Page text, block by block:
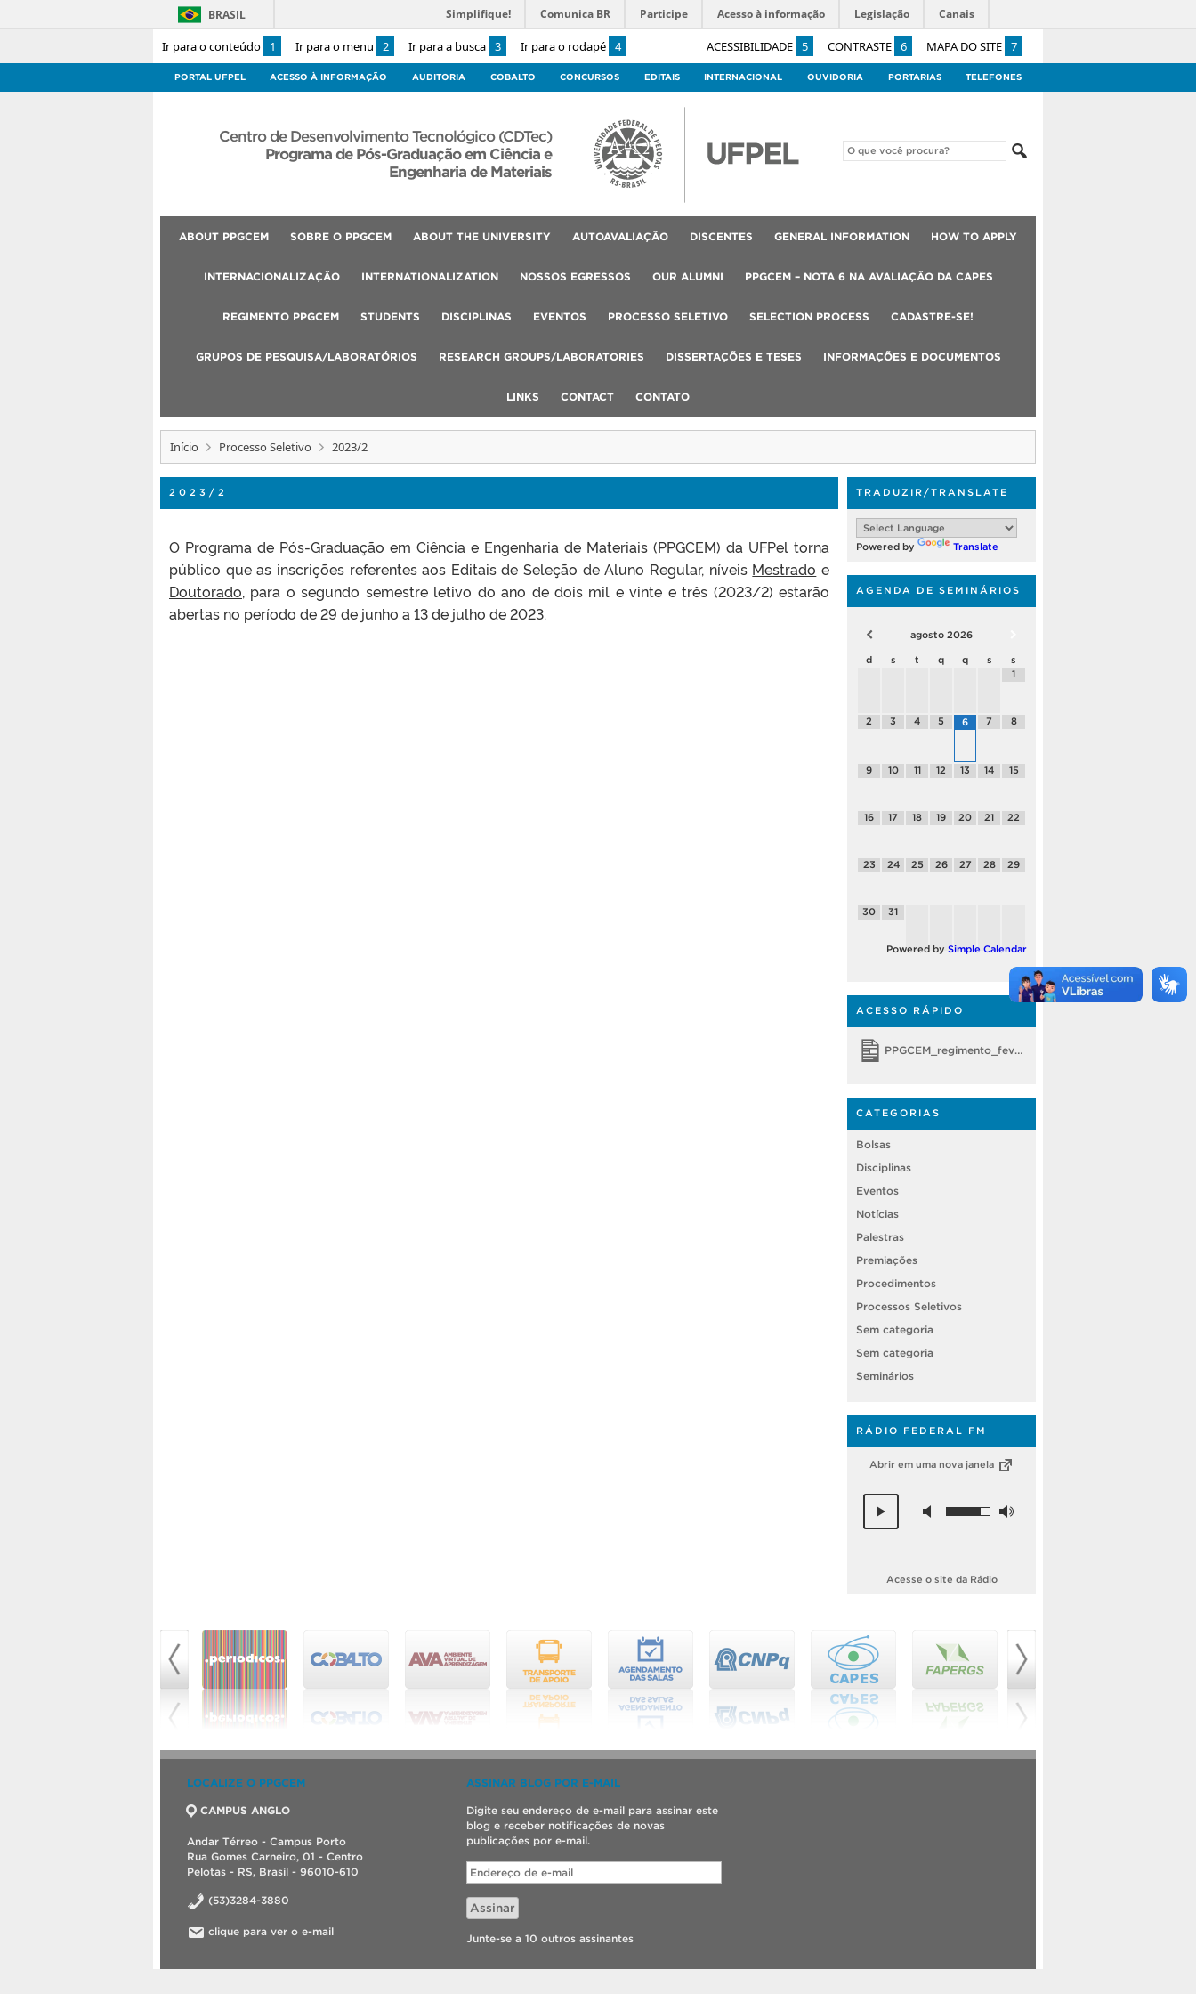
Ir para o conteúdo 1 Ir para o menu 2 Ir para a busca 3 Ir para o rodapé 4 ACESSIBILIDADE 5 CONTRASTE 6 MAPA DO SITE 7
BRASIL Simplifique! Comunica BR Participe Acesso à informação Legislação Canais
PORTAL UFPEL ACESSO À INFORMAÇÃO AUDITORIA COBALTO CONCURSOS EDITAIS INTERNACIONAL OUVIDORIA PORTARIAS TELEFONES
Centro de Desenvolvimento Tecnológico (CDTec)
Programa de Pós-Graduação em Ciência e
Engenharia de Materiais
ABOUT PPGCEM SOBRE O PPGCEM ABOUT THE UNIVERSITY AUTOAVALIAÇÃO DISCENTES GENERAL INFORMATION HOW TO APPLY
INTERNACIONALIZAÇÃO INTERNATIONALIZATION NOSSOS EGRESSOS OUR ALUMNI PPGCEM – NOTA 6 NA AVALIAÇÃO DA CAPES
REGIMENTO PPGCEM STUDENTS DISCIPLINAS EVENTOS PROCESSO SELETIVO SELECTION PROCESS CADASTRE-SE!
GRUPOS DE PESQUISA/LABORATÓRIOS RESEARCH GROUPS/LABORATORIES DISSERTAÇÕES E TESES INFORMAÇÕES E DOCUMENTOS
LINKS CONTACT CONTATO
Início Processo Seletivo 2023/2
2023/2
O Programa de Pós-Graduação em Ciência e Engenharia de Materiais (PPGCEM) da UFPel torna
público que as inscrições referentes aos Editais de Seleção de Aluno Regular, níveis Mestrado e
Doutorado, para o segundo semestre letivo do ano de dois mil e vinte e três (2023/2) estarão
abertas no período de 29 de junho a 13 de julho de 2023.
TRADUZIR/TRANSLATE
Powered by Translate
AGENDA DE SEMINÁRIOS
agosto 2026
d s t q q s
s
1
2 3 4 5 6 7 8
9 10 11 12 13 14 15
16 17 18 19 20 21 22
23 24 25 26 27 28 29
30 31
Powered by Simple Calendar
ACESSO RÁPIDO
PPGCEM_regimento_fevereiro 2018
CATEGORIAS
Bolsas
Disciplinas
Eventos
Notícias
Palestras
Premiações
Procedimentos
Processos Seletivos
Sem categoria
Sem categoria
Seminários
RÁDIO FEDERAL FM
Abrir em uma nova janela
Acesse o site da Rádio
LOCALIZE O PPGCEM
CAMPUS ANGLO
Andar Térreo - Campus Porto
Rua Gomes Carneiro, 01 - Centro
Pelotas - RS, Brasil - 96010-610
(53)3284-3880
clique para ver o e-mail
ASSINAR BLOG POR E-MAIL
Digite seu endereço de e-mail para assinar este
blog e receber notificações de novas
publicações por e-mail.
Endereço
de
e-
mail
Assinar
Junte-se a 10 outros assinantes